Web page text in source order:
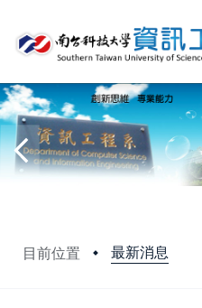
目前位置 最新消息